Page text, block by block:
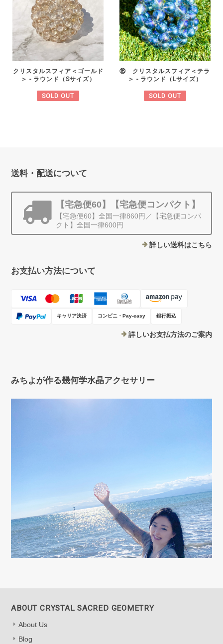
クリスタルスフィア＜ゴールド
＞ - ラウンド（Sサイズ）
SOLD OUT
⑯ クリスタルスフィア＜テラ
＞ - ラウンド（Lサイズ）
SOLD OUT
送料・配送について
【宅急便60】【宅急便コンパクト】
【宅急便60】全国一律860円／【宅急便コンパ
クト】全国一律600円
詳しい送料はこちら
お支払い方法について
キャリア決済 コンビニ・Pay-easy 銀行振込
詳しいお支払方法のご案内
みちよが作る幾何学水晶アクセサリー
ABOUT CRYSTAL SACRED GEOMETRY
About Us
Blog